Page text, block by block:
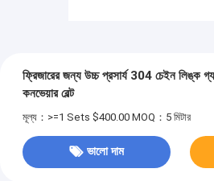
ফ্রিজারের জন্য উচ্চ প্রসার্য 304 চেইন লিঙ্ক
কনভেয়ার বেল্ট
মূল্য：>=1 Sets $400.00 MOQ：5 মিটার
ভালো দাম